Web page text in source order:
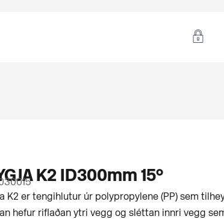
K2 ID300mm 15°
K2 er tengihlutur úr polypropylene (PP) sem
hefur riflaðan ytri vegg og sléttan innri vegg